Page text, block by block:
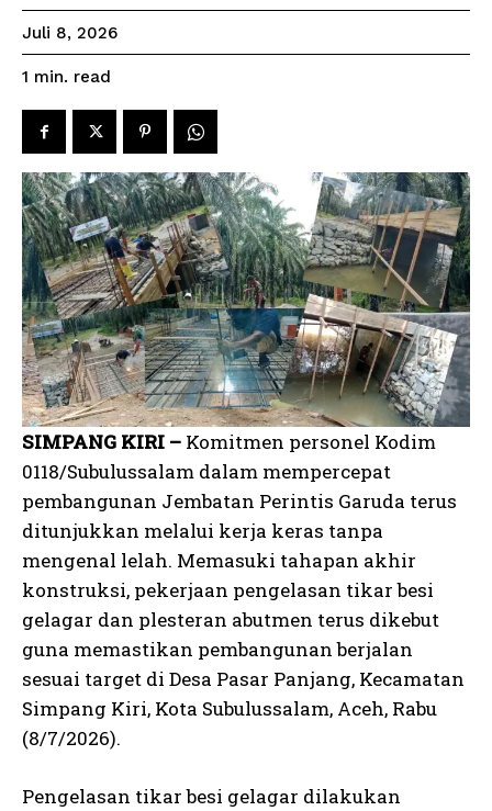
Juli 8, 2026
1 min. read
SIMPANG KIRI – Komitmen personel Kodim
0118/Subulussalam dalam mempercepat
pembangunan Jembatan Perintis Garuda terus
ditunjukkan melalui kerja keras tanpa
mengenal lelah. Memasuki tahapan akhir
konstruksi, pekerjaan pengelasan tikar besi
gelagar dan plesteran abutmen terus dikebut
guna memastikan pembangunan berjalan
sesuai target di Desa Pasar Panjang, Kecamatan
Simpang Kiri, Kota Subulussalam, Aceh, Rabu
(8/7/2026).
Pengelasan tikar besi gelagar dilakukan